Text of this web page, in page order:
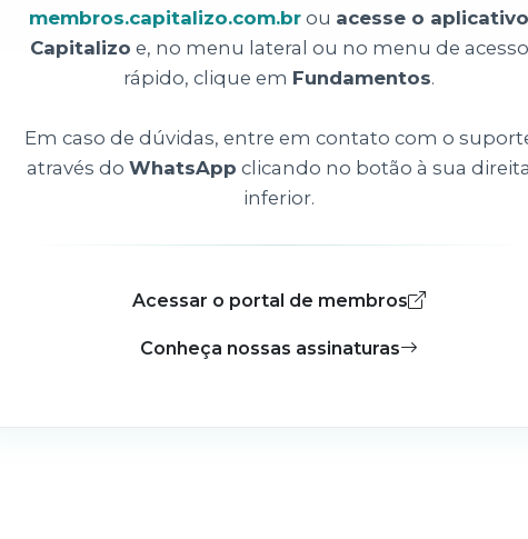
membros.capitalizo.com.br ou acesse o aplicativo
Capitalizo e, no menu lateral ou no menu de acesso
rápido, clique em Fundamentos.
Em caso de dúvidas, entre em contato com o
através do WhatsApp clicando no botão à sua
inferior.
Acessar o portal de membros
Conheça nossas assinaturas